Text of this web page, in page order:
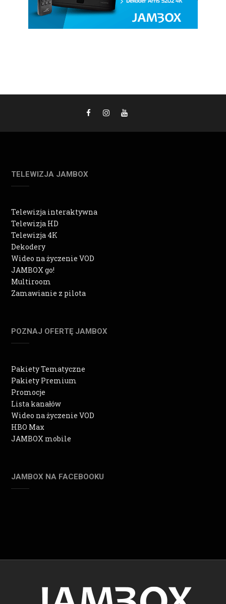
TELEWIZJA JAMBOX
Telewizja interaktywna
Telewizja HD
Telewizja 4K
Dekodery
Wideo na życzenie VOD
JAMBOX go!
Multiroom
Zamawianie z pilota
POZNAJ OFERTĘ JAMBOX
Pakiety Tematyczne
Pakiety Premium
Promocje
Lista kanałów
Wideo na życzenie VOD
HBO Max
JAMBOX mobile
JAMBOX NA FACEBOOKU